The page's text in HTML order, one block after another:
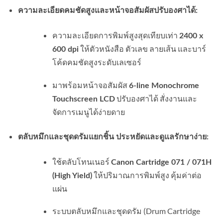
ความละเอียดคมชัดสูงและหน้าจอสัมผัสปรับองศาได้:
ความละเอียดการพิมพ์สูงสุดเทียบเท่า 2400 x
600 dpiให้ตัวหนังสือ ตัวเลข ลายเส้น และบาร์
โค้ดคมชัดสูงระดับเลเซอร์
มาพร้อมหน้าจอสัมผัส6-line Monochrome
Touchscreen LCDปรับองศาได้ สั่งงานและ
จัดการเมนูได้ง่ายดาย
ตลับหมึกและชุดดรัมแยกชิ้น ประหยัดและดูแลรักษาง่าย:
ใช้ตลับโทนเนอร์ Canon Cartridge 071 / 071H
(High Yield)ให้ปริมาณการพิมพ์สูง คุ้มค่าต่อ
แผ่น
ระบบตลับหมึกและชุดดรัม (Drum Cartridge